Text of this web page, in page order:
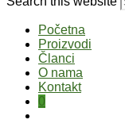
Početna
Proizvodi
Članci
O nama
Kontakt
0